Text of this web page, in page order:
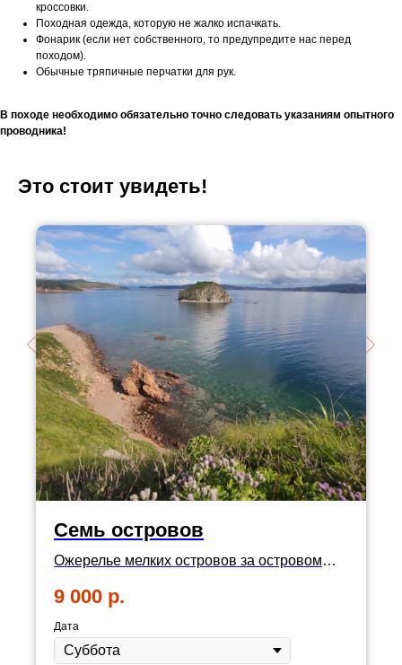
кроссовки.
Походная одежда, которую не жалко испачкать.
Фонарик (если нет собственного, то предупредите нас перед
походом).
Обычные тряпичные перчатки для рук.
В походе необходимо обязательно точно следовать указаниям опытного
проводника!
Это стоит увидеть!
Семь островов
Ожерелье мелких островов за островом
отдых
9 000 р.
Дата